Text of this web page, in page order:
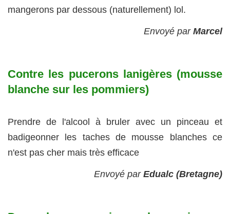
mangerons par dessous (naturellement) lol.
Envoyé par Marcel
Contre les pucerons lanigères (mousse
blanche sur les pommiers)
Prendre de l'alcool à bruler avec un pinceau et
badigeonner les taches de mousse blanches ce
n'est pas cher mais très efficace
Envoyé par Edualc (Bretagne)